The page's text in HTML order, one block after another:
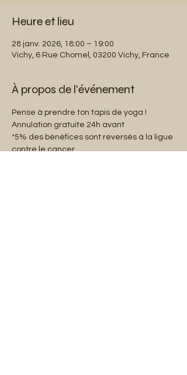
Heure et lieu
28 janv. 2026, 18:00 – 19:00
Vichy, 6 Rue Chomel, 03200 Vichy, France
À propos de l'événement
Pense à prendre ton tapis de yoga !
Annulation gratuite 24h avant
*5% des bénéfices sont reversés à la ligue
contre le cancer.